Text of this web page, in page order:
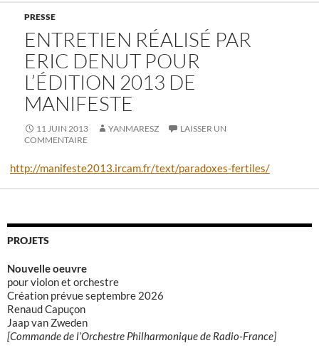
PRESSE
ENTRETIEN RÉALISÉ PAR
ERIC DENUT POUR
L’ÉDITION 2013 DE
MANIFESTE
11 JUIN 2013 YANMARESZ
LAISSER UN
COMMENTAIRE
http://manifeste2013.ircam.fr/text/paradoxes-fertiles/
PROJETS
Nouvelle oeuvre
pour violon et orchestre
Création prévue septembre 2026
Renaud Capuçon
Jaap van Zweden
[Commande de l’Orchestre Philharmonique de Radio-France]